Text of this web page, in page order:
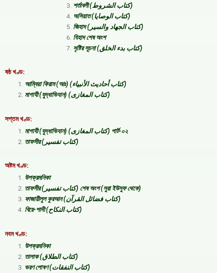
শর্তাবলী (كتاب الشروط)
অসিয়াত (كتاب الوصايا)
জিহাদ (كتاب الجهاد والسير)
যিহাদ শেষ অংশ
সৃষ্টির সূচনা (كتاب بدء الخلق)
ষষ্ঠ খণ্ড:
আম্বিয়া কিরাম (আঃ) (كتاب أحاديث الأنبياء)
মাগাযী (যুদ্ধাভিযান) (كتاب المغازى)
সপ্তম খণ্ড:
মাগাযী (যুদ্ধাভিযান) (كتاب المغازى) পার্ট-০২
তাফসীর (كتاب تفسير)
অষ্টম খণ্ড:
উপক্রমনিকা
তাফসীর (كتاب تفسير) শেষ অংশ (সুরা ইউসুফ থেকে)
ফাজায়ীলুল কুরআন (كتاب فضائل القرآن)
বিয়ে-শাদী (كتاب النكاح)
নবম খণ্ড:
উপক্রমনিকা
তালাক (كتاب الطلاق)
ভরণ পোষণ (كتاب النفقات)